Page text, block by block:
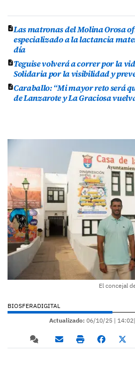
Las matronas del Molina Orosa
especializado a la lactancia
día
Teguise volverá a correr por la
Solidaria por la visibilidad y
Caraballo: “Mi mayor reto será
de Lanzarote y La Graciosa
El concejal
BIOSFERADIGITAL
Actualizado: 06/10/25 | 14:02